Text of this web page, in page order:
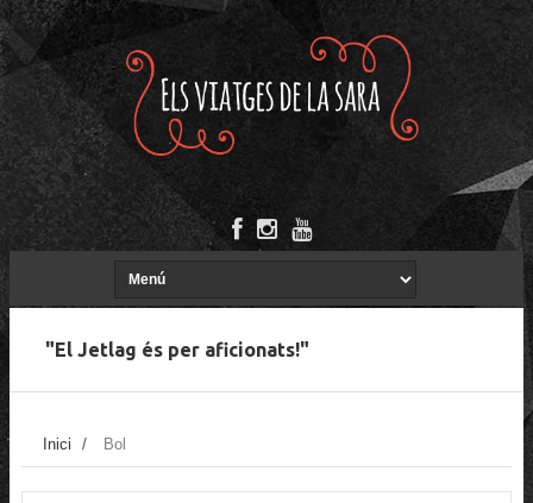
"El Jetlag és per aficionats!"
Inici / Bol